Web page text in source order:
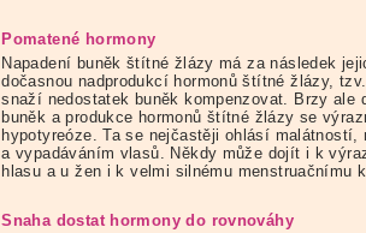
Pomatené hormony
Napadení buněk štítné žlázy má za následek
dočasnou nadprodukcí hormonů štítné žlázy,
snaží nedostatek buněk kompenzovat. Brzy ale
buněk a produkce hormonů štítné žlázy se
hypotyreóze. Ta se nejčastěji ohlásí
a vypadáváním vlasů. Někdy může dojít i k
hlasu a u žen i k velmi silnému menstruačnímu
Snaha dostat hormony do rovnováhy